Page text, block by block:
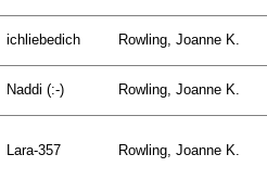
ichliebedich Rowling, Joanne K.
Naddi (:-) Rowling, Joanne K.
Lara-357 Rowling, Joanne K.